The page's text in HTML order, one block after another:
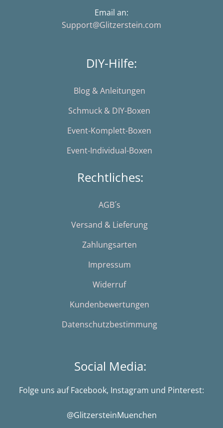
Email an:
Support@Glitzerstein.com
DIY-Hilfe:
Blog & Anleitungen
Schmuck & DIY-Boxen
Event-Komplett-Boxen
Event-Individual-Boxen
Rechtliches:
AGB´s
Versand & Lieferung
Zahlungsarten
Impressum
Widerruf
Kundenbewertungen
Datenschutzbestimmung
Social Media:
Folge uns auf Facebook, Instagram und Pinterest:
@GlitzersteinMuenchen